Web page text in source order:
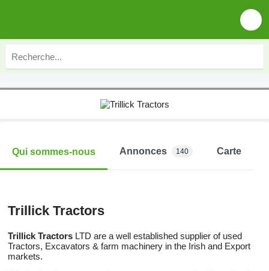
Qui sommes-nous Annonces 140 Carte
Trillick Tractors
Trillick Tractors LTD are a well established supplier of used
Tractors, Excavators & farm machinery in the Irish and Export
markets.